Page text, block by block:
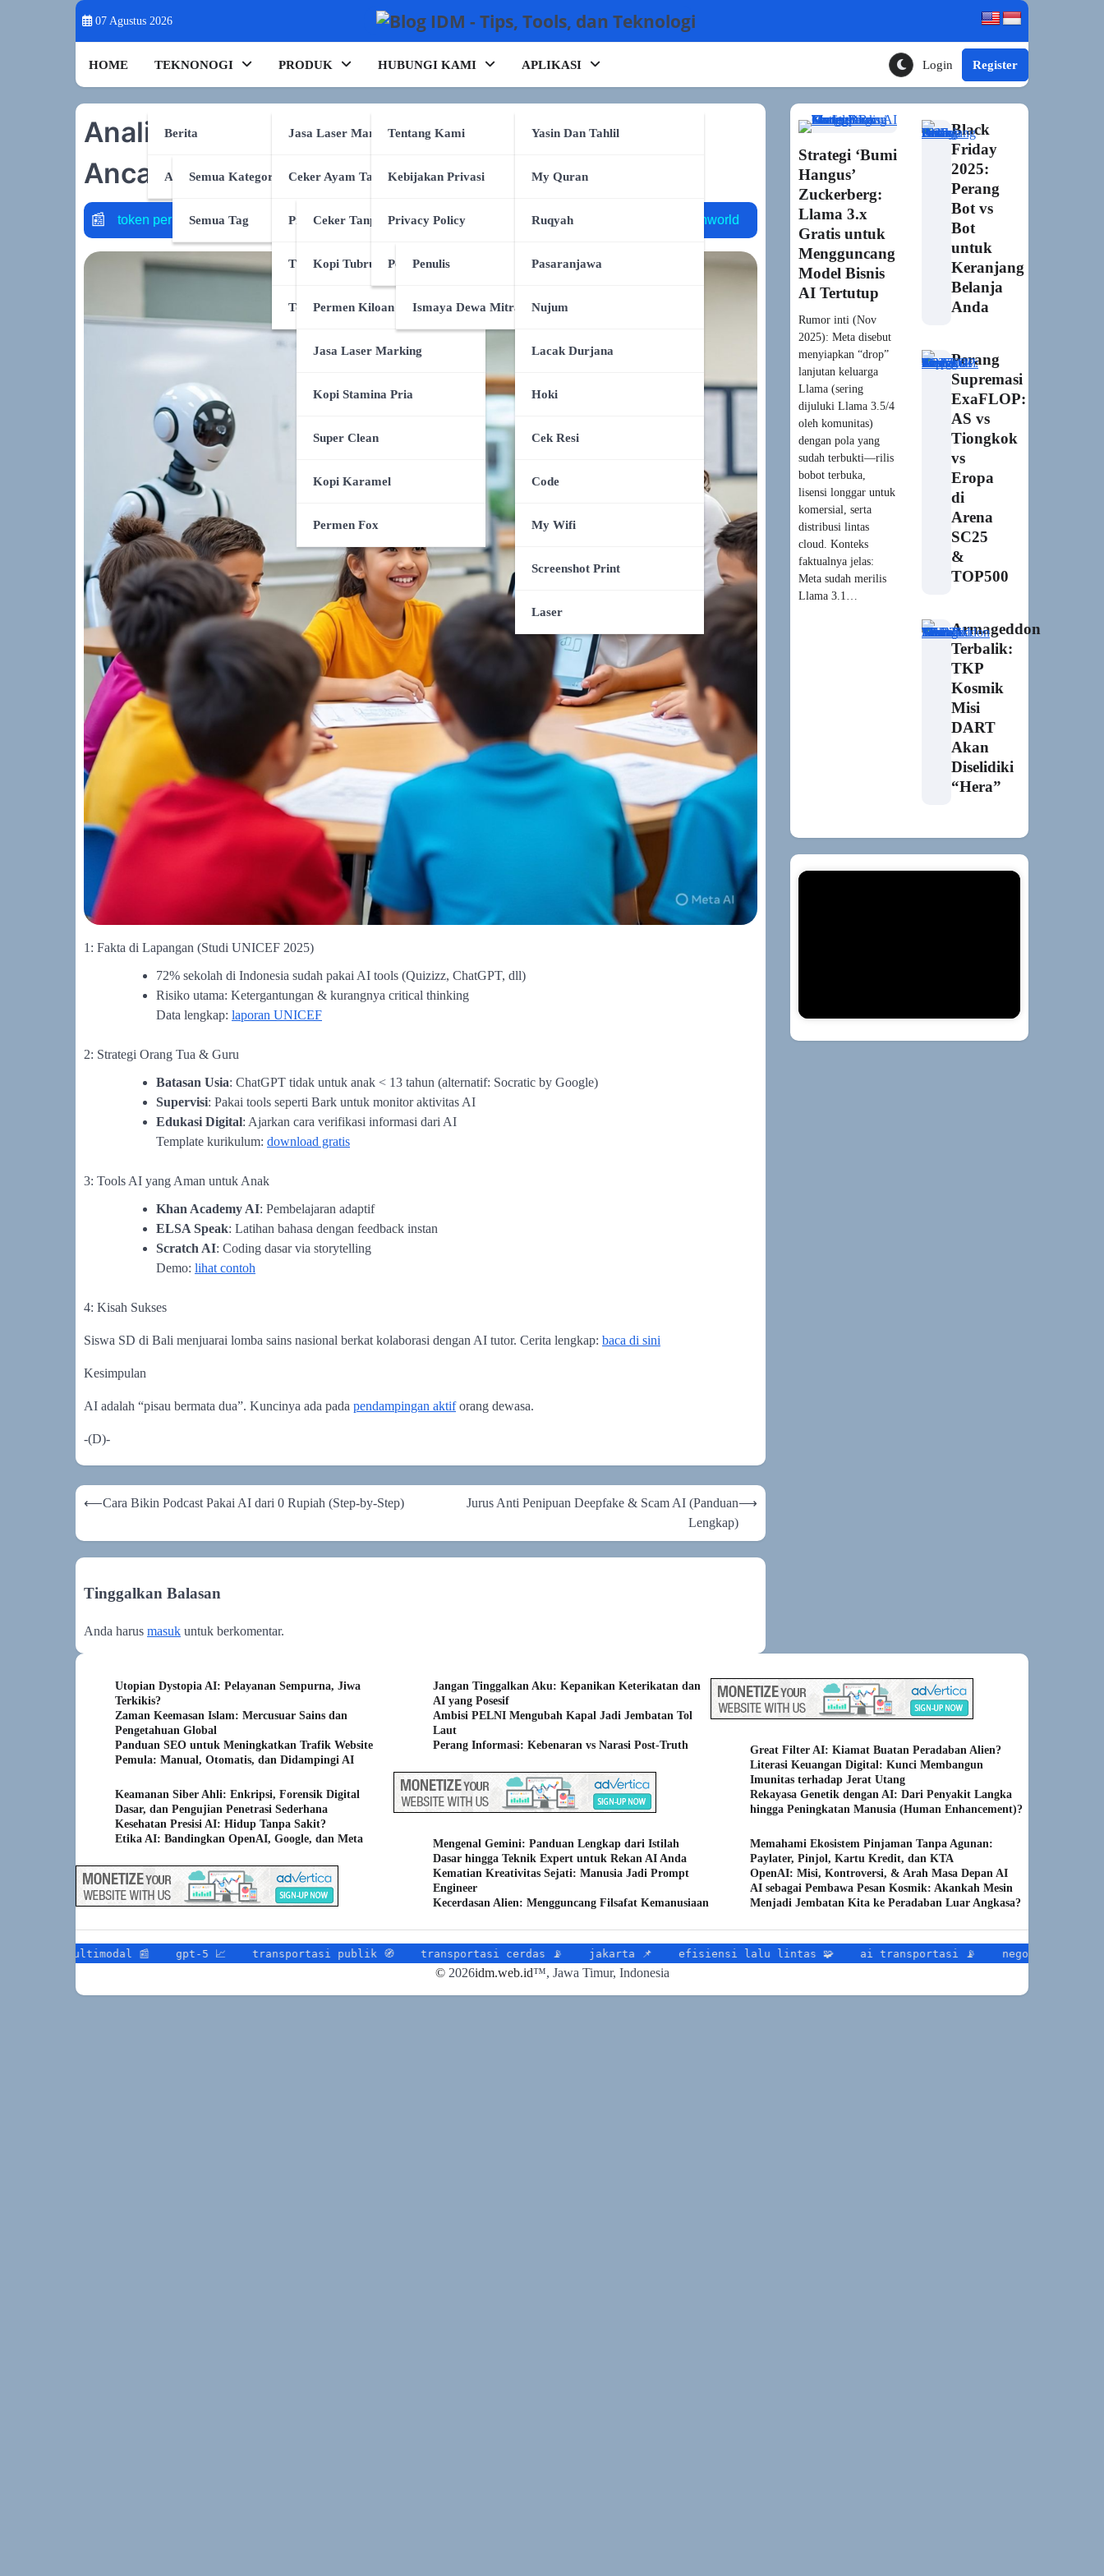
07 Agustus 2026
HOME TEKNONOGI
Berita
AI & Sains
Semua Kategori
Semua Tag
PRODUK
Jasa Laser Marking
Ceker Ayam Tanpa Tulang
Produk Shopee
Ceker Tanpa Tulang
Kopi Tubruk
Permen Kiloan
Jasa Laser Marking
Kopi Stamina Pria
Super Clean
Kopi Karamel
Permen Fox
TikTok Shop
Tokopedia
HUBUNGI KAMI
Tentang Kami
Kebijakan Privasi
Privacy Policy
Persyaratan Layanan
Penulis
Ismaya Dewa Mitra
APLIKASI
Yasin Dan Tahlil
My Quran
Ruqyah
Pasaranjawa
Nujum
Lacak Durjana
Hoki
Cek Resi
Code
My Wifi
Screenshot Print
Laser
Toggle Theme Mode
Login Register
Analisis Dampak AI pada Pendidikan Anak:
Ancaman atau Peluang?
audio2face dialog dinamis on-device slm runtime engine xbox inworld npc generatif ubisoft neo npc nvidia ace call of duty
1: Fakta di Lapangan (Studi UNICEF 2025)
72% sekolah di Indonesia sudah pakai AI tools (Quizizz, ChatGPT, dll)
Risiko utama: Ketergantungan & kurangnya critical thinking
Data lengkap: laporan UNICEF
2: Strategi Orang Tua & Guru
Batasan Usia: ChatGPT tidak untuk anak < 13 tahun (alternatif: Socratic by Google)
Supervisi: Pakai tools seperti Bark untuk monitor aktivitas AI
Edukasi Digital: Ajarkan cara verifikasi informasi dari AI
Template kurikulum: download gratis
3: Tools AI yang Aman untuk Anak
Khan Academy AI: Pembelajaran adaptif
ELSA Speak: Latihan bahasa dengan feedback instan
Scratch AI: Coding dasar via storytelling
Demo: lihat contoh
4: Kisah Sukses
Siswa SD di Bali menjuarai lomba sains nasional berkat kolaborasi dengan AI tutor. Cerita lengkap: baca di sini
Kesimpulan
AI adalah “pisau bermata dua”. Kuncinya ada pada pendampingan aktiforang dewasa.
-(D)-
Navigasi
⟵Cara Bikin Podcast Pakai AI dari 0 Rupiah (Step-by-Step)
Jurus Anti Penipuan Deepfake & Scam AI (Panduan
Lengkap)
⟶
Tinggalkan Balasan
Anda harus masuk untuk berkomentar.
Strategi ‘Bumi
Hangus’
Zuckerberg:
Llama 3.x
Gratis untuk
Mengguncang
Model Bisnis
AI Tertutup
Rumor inti (Nov
2025): Meta disebut
menyiapkan “drop”
lanjutan keluarga
Llama (sering
dijuluki Llama 3.5/4
oleh komunitas)
dengan pola yang
sudah terbukti—rilis
bobot terbuka,
lisensi longgar untuk
komersial, serta
distribusi lintas
cloud. Konteks
faktualnya jelas:
Meta sudah merilis
Llama 3.1…
Black
Friday
2025:
Perang
Bot vs
Bot
untuk
Keranjang
Belanja
Anda
Perang
Supremasi
ExaFLOP:
AS vs
Tiongkok
vs
Eropa
di
Arena
SC25
&
TOP500
Armageddon
Terbalik:
TKP
Kosmik
Misi
DART
Akan
Diselidiki
“Hera”
Utopian Dystopia AI: Pelayanan Sempurna, Jiwa
Terkikis?
Zaman Keemasan Islam: Mercusuar Sains dan
Pengetahuan Global
Panduan SEO untuk Meningkatkan Trafik Website
Pemula: Manual, Otomatis, dan Didampingi AI
Keamanan Siber Ahli: Enkripsi, Forensik Digital
Dasar, dan Pengujian Penetrasi Sederhana
Kesehatan Presisi AI: Hidup Tanpa Sakit?
Etika AI: Bandingkan OpenAI, Google, dan Meta
Jangan Tinggalkan Aku: Kepanikan Keterikatan dan
AI yang Posesif
Ambisi PELNI Mengubah Kapal Jadi Jembatan Tol
Laut
Perang Informasi: Kebenaran vs Narasi Post-Truth
Mengenal Gemini: Panduan Lengkap dari Istilah
Dasar hingga Teknik Expert untuk Rekan AI Anda
Kematian Kreativitas Sejati: Manusia Jadi Prompt
Engineer
Kecerdasan Alien: Mengguncang Filsafat Kemanusiaan
Great Filter AI: Kiamat Buatan Peradaban Alien?
Literasi Keuangan Digital: Kunci Membangun
Imunitas terhadap Jerat Utang
Rekayasa Genetik dengan AI: Dari Penyakit Langka
hingga Peningkatan Manusia (Human Enhancement)?
Memahami Ekosistem Pinjaman Tanpa Agunan:
Paylater, Pinjol, Kartu Kredit, dan KTA
OpenAI: Misi, Kontroversi, & Arah Masa Depan AI
AI sebagai Pembawa Pesan Kosmik: Akankah Mesin
Menjadi Jembatan Kita ke Peradaban Luar Angkasa?
multimodal 📰 gpt-5 📈 transportasi publik 🧭 transportasi cerdas 📡 jakarta 📌 efisiensi lalu lintas 🧩 ai transportasi 📡 negosiasi iklim 🧩
©2026idm.web.id™, Jawa Timur, Indonesia